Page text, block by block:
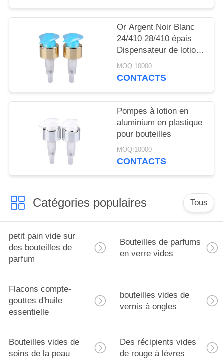
DEVIS
POLICY
Or Argent Noir Blanc
24/410 28/410 épais
Dispensateur de lotion
pour le corps de savon
Pompes de lotion pour
MOQ:10000
CONTACTS
Pompes à lotion en
aluminium en plastique
pour bouteilles
MOQ:10000
CONTACTS
Catégories populaires Tous
petit pain vide sur
des bouteilles de
parfum
Bouteilles de parfums
en verre vides
Flacons compte-
gouttes d'huile
essentielle
bouteilles vides de
vernis à ongles
Bouteilles vides de
soins de la peau
Des récipients vides
de rouge à lèvres